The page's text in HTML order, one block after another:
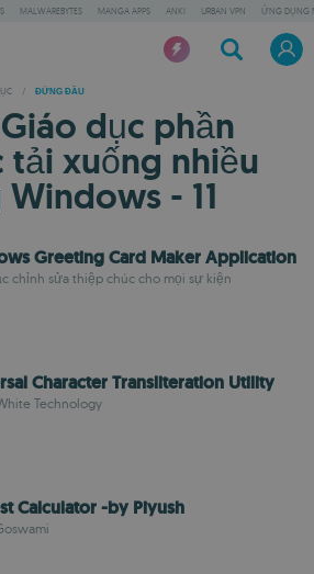
MALWAREBYTES MANGA APPS ANKI URBAN VPN ỨNG DỤNG
/ ĐỨNG ĐẦU
dục phần
xuống nhiều
- 11
Greeting Card Maker Application
chỉnh sửa thiệp chúc cho mọi sự kiện
Character Transliteration Utility
Technology
Calculator -by Piyush